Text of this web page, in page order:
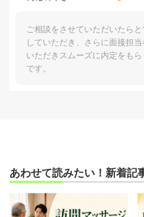
ご相談をさせていただいたら
していただき、さらに面接担
いただきスムーズに内定をも
です。
あわせて読みたい！新着記